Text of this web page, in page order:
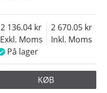
Exkl. Moms
2 136.04
Inkl. Moms
2 670.05
På lager
KØB